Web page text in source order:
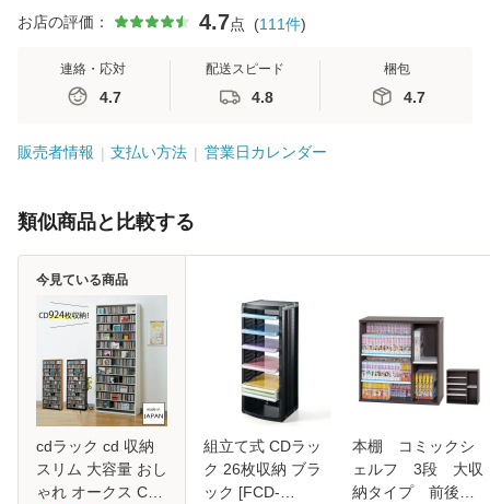
お店の評価： 4.7点 (111件)
連絡・応対
4.7
配送スピード
4.8
梱包
4.7
販売者情報 支払い方法 営業日カレンダー
類似商品と比較する
cdラック cd 収納
スリム 大容量 おし
ゃれ オークス CD
今見ている商品
組立て式 CDラッ
ク 26枚収納 ブラ
ック [FCD-
本棚 コミックシ
ェルフ 3段 大収
納タイプ 前後独